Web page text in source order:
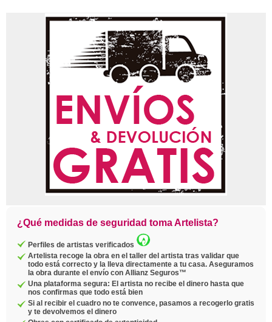
¿Qué medidas de seguridad toma Artelista?
Perfiles de artistas verificados
Artelista recoge la obra en el taller del artista tras validar que
todo está correcto y la lleva directamente a tu casa. Aseguramos
la obra durante el envío con Allianz Seguros™
Una plataforma segura: El artista no recibe el dinero hasta que
nos confirmas que todo está bien
Si al recibir el cuadro no te convence, pasamos a recogerlo gratis
y te devolvemos el dinero